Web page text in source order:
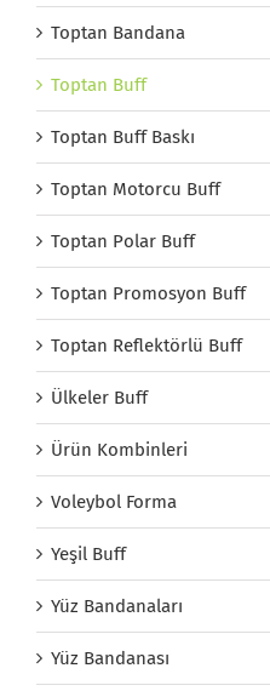
Toptan Bandana
Toptan Buff
Toptan Buff Baskı
Toptan Motorcu Buff
Toptan Polar Buff
Toptan Promosyon Buff
Toptan Reflektörlü Buff
Ülkeler Buff
Ürün Kombinleri
Voleybol Forma
Yeşil Buff
Yüz Bandanaları
Yüz Bandanası